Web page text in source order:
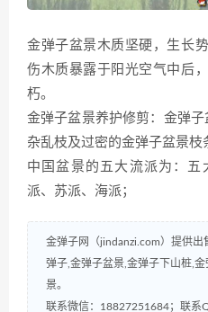
金弹子盆景木质坚硬，生长
伤木质暴露于阳光空气中后
朽。
金弹子盆景养护修剪：金弹
杂乱枝及过密的金弹子盆景枝
中国盆景的五大流派为：五
派、苏派、海派；
金弹子网（jindanzi.com）提供出
弹子,金弹子盆景,金弹子下山桩,
景。
联系微信：18827251684；联系